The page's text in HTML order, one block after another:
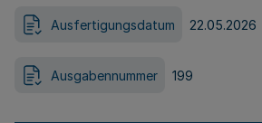
Ausfertigungsdatum 22.05.2026
Ausgabennummer 199